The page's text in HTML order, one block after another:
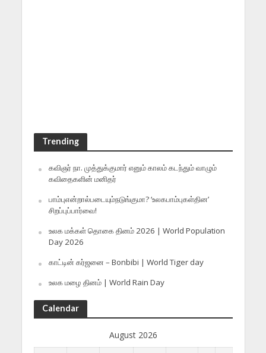
Trending
கவிஞர் நா. முத்துக்குமார் எனும் காலம் கடந்தும் வாழும்
கவிதைகளின் மனிதர்
பாம்புஎன்றால்படையும்நடுங்குமா? ‘உலகபாம்புகள்தின’
சிறப்புப்பார்வை!
உலக மக்கள் தொகை தினம் 2026 | World Population
Day 2026
காட்டின் கர்ஜனை – Bonbibi | World Tiger day
உலக மழை தினம் | World Rain Day
Calendar
August 2026